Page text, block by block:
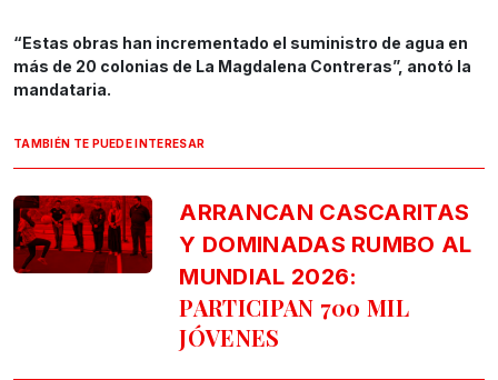
“Estas obras han incrementado el suministro de agua en
más de 20 colonias de La Magdalena Contreras”, anotó la
mandataria.
TAMBIÉN TE PUEDE INTERESAR
ARRANCAN CASCARITAS
Y DOMINADAS RUMBO AL
MUNDIAL 2026:
PARTICIPAN 700 MIL
JÓVENES